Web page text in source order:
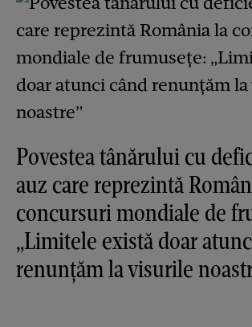
Povestea tânărului cu
auz care reprezintă
concursuri mondiale de
„Limitele există doar
renunțăm la visurile